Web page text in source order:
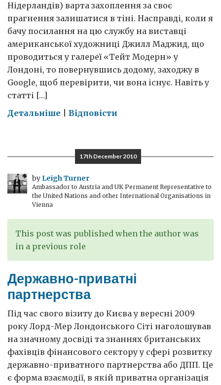
Нідерландів) варта захоплення за своє
прагнення залишатися в тіні. Насправді, коли я
бачу посилання на цю службу на виставці
американської художниці Джилл Маджид, що
проводиться у галереї «Тейт Модерн» у
Лондоні, то повернувшись додому, заходжу в
Google, щоб перевірити, чи вона існує. Навіть у
статті […]
Детальніше on
спалити
твоє
обличчя
Відповісти
17th December 2010
by Leigh Turner
Ambassador to Austria and UK Permanent Representative to
the United Nations and other International Organisations in
Vienna
This post was published when the author was
in a previous role
Державно-приватні
партнерства
Під час свого візиту до Києва у вересні 2009
року Лорд-Мер Лондонського Сіті наголошував
на значному досвіді та знаннях британських
фахівців фінансового сектору у сфері розвитку
державно-приватного партнерства або ДПП. Це
є форма взаємодії, в якій приватна організація